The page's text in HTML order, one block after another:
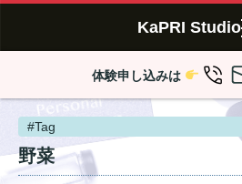
KaPRI Studio
体験申し込みは
#Tag
野菜